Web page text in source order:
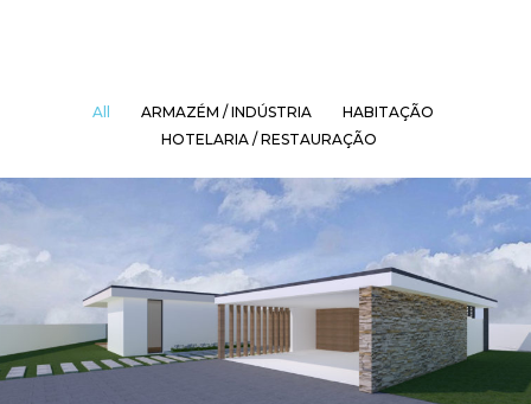
All ARMAZÉM / INDÚSTRIA
HABITAÇÃO
HOTELARIA / RESTAURAÇÃO